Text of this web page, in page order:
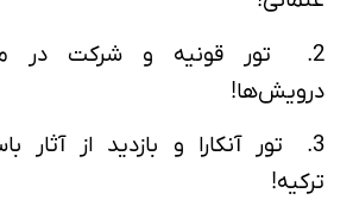
2. تور قونیه و شرکت در
درویش‌ها!
3. تور آنکارا و بازدید از آثار
ترکیه!